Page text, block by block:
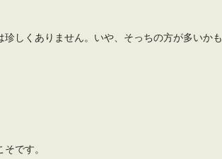
しくありません。いや、そっちの方が多いかも
です。